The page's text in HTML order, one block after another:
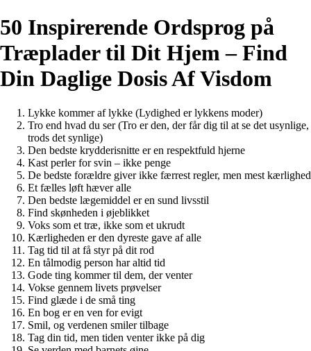
50 Inspirerende Ordsprog på
Træplader til Dit Hjem – Find
Din Daglige Dosis Af Visdom
Lykke kommer af lykke (Lydighed er lykkens moder)
Tro end hvad du ser (Tro er den, der får dig til at se det usynlige,
trods det synlige)
Den bedste krydderisnitte er en respektfuld hjerne
Kast perler for svin – ikke penge
De bedste forældre giver ikke færrest regler, men mest kærlighed
Et fælles løft hæver alle
Den bedste lægemiddel er en sund livsstil
Find skønheden i øjeblikket
Voks som et træ, ikke som et ukrudt
Kærligheden er den dyreste gave af alle
Tag tid til at få styr på dit rod
En tålmodig person har altid tid
Gode ting kommer til dem, der venter
Vokse gennem livets prøvelser
Find glæde i de små ting
En bog er en ven for evigt
Smil, og verdenen smiler tilbage
Tag din tid, men tiden venter ikke på dig